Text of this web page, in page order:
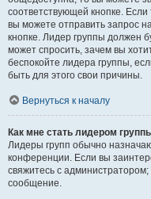
соответствующей кнопке.
вы можете отправить запрос
кнопке. Лидер группы должен
может спросить, зачем вы
беспокойте лидера группы,
быть для этого свои причины.
Вернуться к началу
Как мне стать лидером
Лидеры групп обычно
конференции. Если вы
свяжитесь с
сообщение.